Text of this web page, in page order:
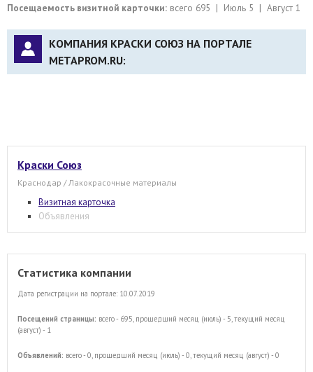
Посещаемость визитной карточки: всего 695 | Июль 5 | Август 1
КОМПАНИЯ КРАСКИ СОЮЗ НА ПОРТАЛЕ
METAPROM.RU:
Краски Союз
Краснодар / Лакокрасочные материалы
Визитная карточка
Объявления
Статистика компании
Дата регистрации на портале: 10.07.2019
Посещений страницы: всего - 695, прошедший месяц (июль) - 5, текущий месяц
(август) - 1
Объявлений: всего - 0, прошедший месяц (июль) - 0, текущий месяц (август) - 0